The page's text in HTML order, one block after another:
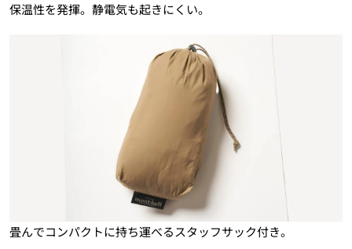
保温性を発揮。静電気も起きにくい。
畳んでコンパクトに持ち運べるスタッフサック付き。